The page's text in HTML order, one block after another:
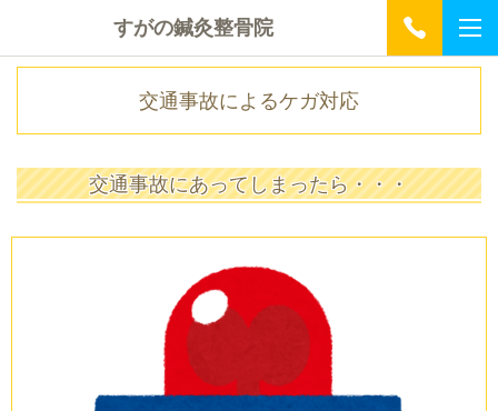
すがの鍼灸整骨院
交通事故によるケガ対応
交通事故にあってしまったら・・・